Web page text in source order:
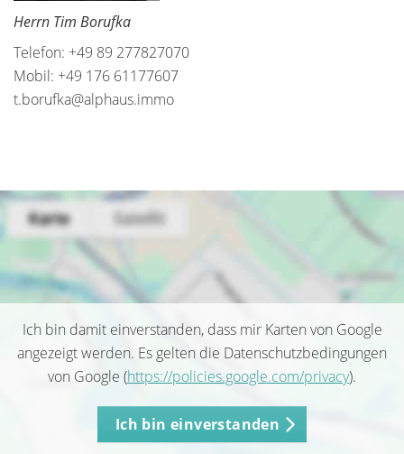
Herrn Tim Borufka
Telefon: +49 89 277827070
Mobil: +49 176 61177607
t.borufka@alphaus.immo
Ich bin damit einverstanden, dass mir Karten von Google
angezeigt werden. Es gelten die Datenschutzbedingungen
von Google (https://policies.google.com/privacy).
Ich bin einverstanden